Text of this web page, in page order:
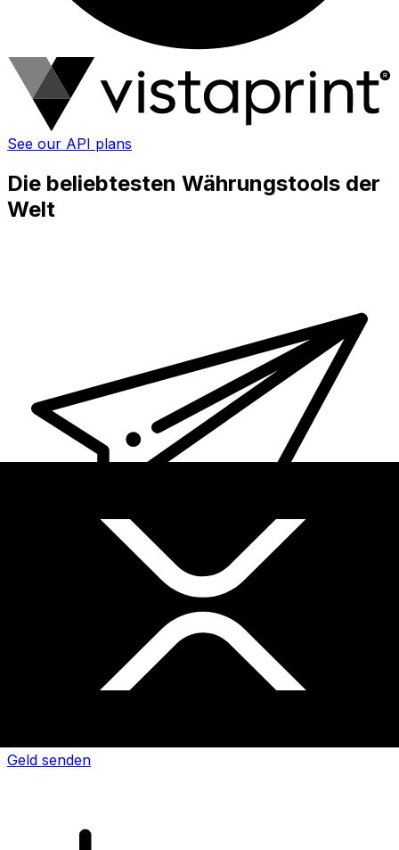
See our API plans
Die beliebtesten Währungstools der
Welt
XE Internationaler Geldtransfer
Geld schnell, sicher und einfach online versenden. Live-
Geld senden